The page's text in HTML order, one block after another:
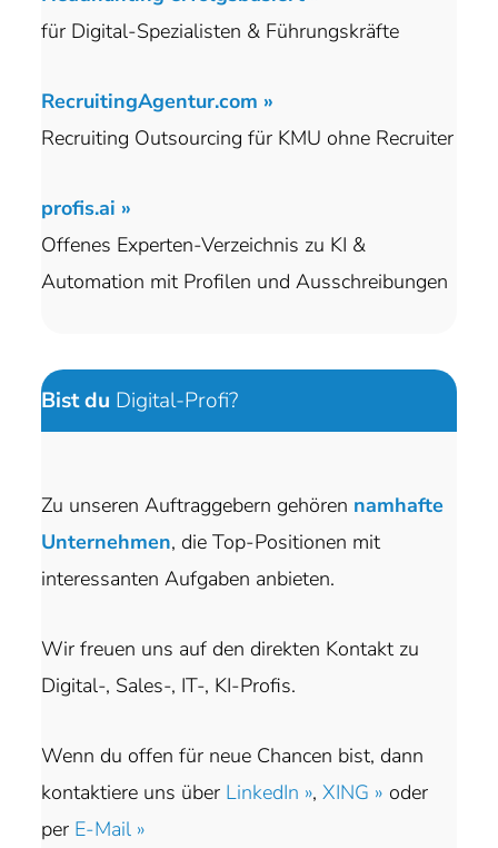
für Digital-Spezialisten & Führungskräfte
RecruitingAgentur.com »
Recruiting Outsourcing für KMU ohne Recruiter
profis.ai »
Offenes Experten-Verzeichnis zu KI &
Automation mit Profilen und Ausschreibungen
Bist du Digital-Profi?
Zu unseren Auftraggebern gehören namhafte
Unternehmen, die Top-Positionen mit
interessanten Aufgaben anbieten.
Wir freuen uns auf den direkten Kontakt zu
Digital-, Sales-, IT-, KI-Profis.
Wenn du offen für neue Chancen bist, dann
kontaktiere uns über LinkedIn »,XING » oder
per E-Mail »